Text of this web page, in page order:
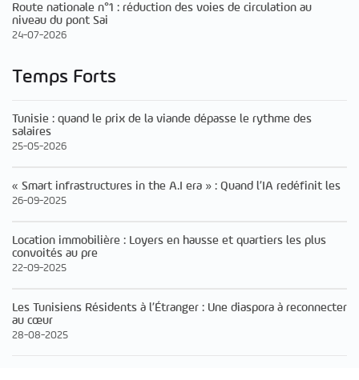
Route nationale n°1 : réduction des voies de circulation au
niveau du pont Sai
24-07-2026
Temps Forts
Tunisie : quand le prix de la viande dépasse le rythme des
salaires
25-05-2026
« Smart infrastructures in the A.I era » : Quand l’IA redéfinit les
26-09-2025
Location immobilière : Loyers en hausse et quartiers les plus
convoités au pre
22-09-2025
Les Tunisiens Résidents à l’Étranger : Une diaspora à reconnecter
au cœur
28-08-2025